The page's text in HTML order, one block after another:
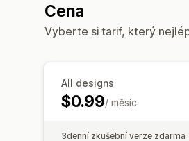
Cena
Vyberte si tarif, který
All designs
$0.99/ měsíc
3denní zkušební verze zdarma